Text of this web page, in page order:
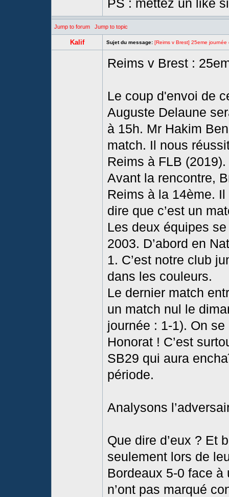
PS : mettez un like
Jump to forum Jump to topic
Kalif Sujet du message: [Reims v Brest] 25eme
Reims v Brest :
Le coup d'envoi de
Auguste Delaune
à 15h. Mr Hakim
match. Il nous
Reims à FLB (2019).
Avant la rencontre,
Reims à la 14ème.
dire que c’est un
Les deux équipes
2003. D’abord en
1. C’est notre club
dans les couleurs.
Le dernier match
un match nul le
journée : 1-1). On
Honorat ! C’est
SB29 qui aura
période.
Analysons
Que dire d’eux ? Et
seulement lors de
Bordeaux 5-0 face
n’ont pas marqué